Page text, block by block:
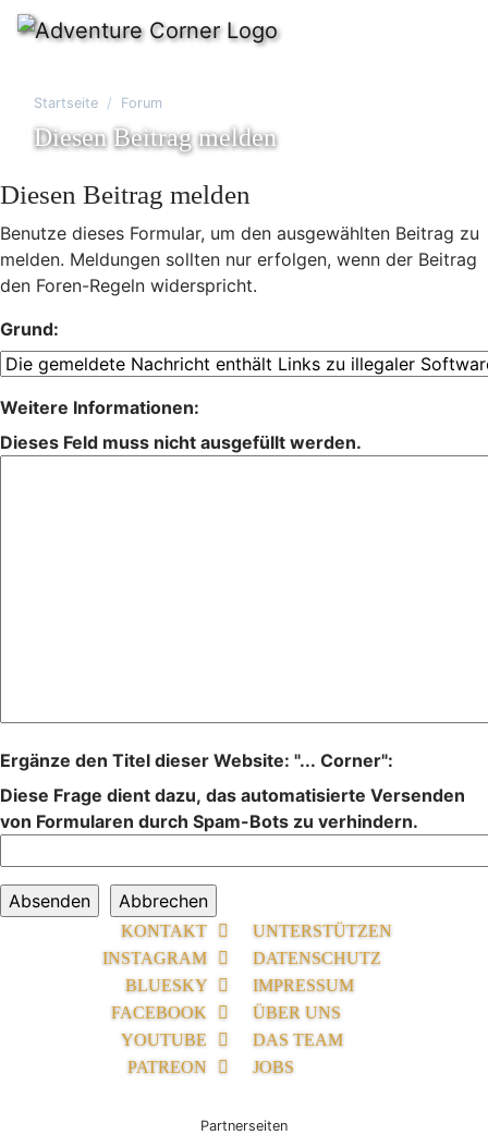
Startseite Forum
Diesen Beitrag melden
Diesen Beitrag melden
Benutze dieses Formular, um den ausgewählten Beitrag zu
melden. Meldungen sollten nur erfolgen, wenn der Beitrag
den Foren-Regeln widerspricht.
Grund:
Weitere Informationen:
Dieses Feld muss nicht ausgefüllt werden.
Ergänze den Titel dieser Website: "... Corner":
Diese Frage dient dazu, das automatisierte Versenden
von Formularen durch Spam-Bots zu verhindern.
KONTAKT
INSTAGRAM
BLUESKY
FACEBOOK
YOUTUBE
PATREON
UNTERSTÜTZEN
DATENSCHUTZ
IMPRESSUM
ÜBER UNS
DAS TEAM
JOBS
Partnerseiten